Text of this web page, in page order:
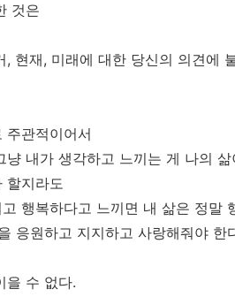
것은
, 현재, 미래에 대한 당신의 의견에
주관적이어서
냥 내가 생각하고 느끼는 게 나의 삶
할지라도
행복하다고 느끼면 내 삶은 정말
응원하고 지지하고 사랑해줘야 한
을 수 없다.